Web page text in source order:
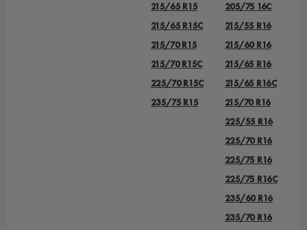
215/65 R15
215/65 R15C
215/70 R15
215/70 R15C
225/70 R15C
235/75 R15
205/75 16C
215/55 R16
215/60 R16
215/65 R16
215/65 R16C
215/70 R16
225/55 R16
225/70 R16
225/75 R16
225/75 R16С
235/60 R16
235/70 R16